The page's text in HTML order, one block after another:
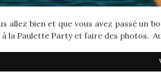
allez bien et que vous avez passé
la Paulette Party et faire des photos.